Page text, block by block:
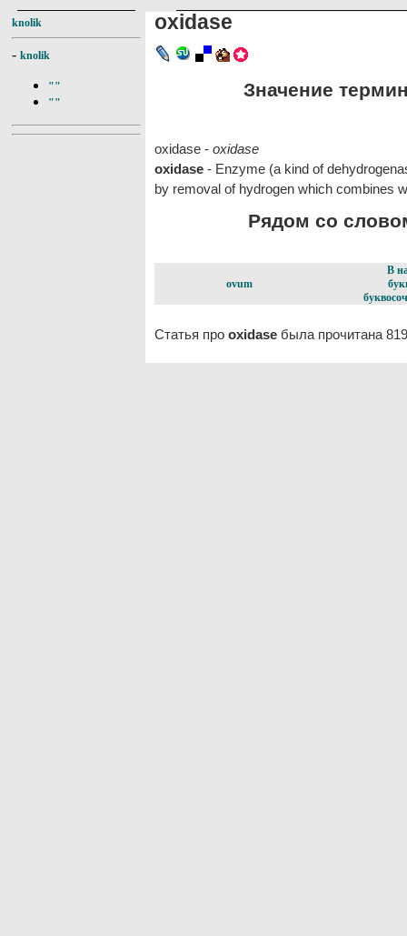
knolik
- knolik
""
""
oxidase
Значение
oxidase - oxidase
oxidase - Enzyme (a kind of
by removal of hydrogen which combines
Рядом со
ovum
В
Статья про oxidase была прочитана